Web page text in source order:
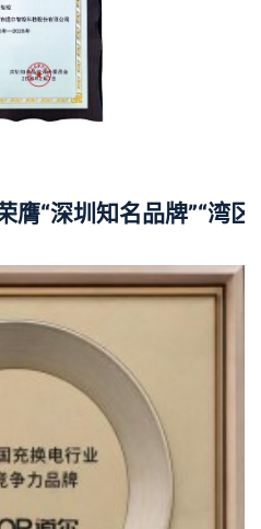
膺“深圳知名品牌”“湾